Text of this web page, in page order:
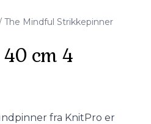
The Mindful Strikkepinner
cm 4
fra KnitPro er